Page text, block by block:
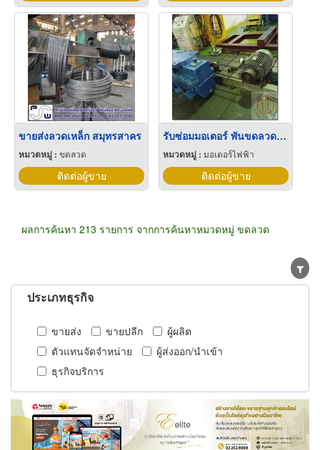
ขายส่งลวดเหล็ก สมุทรสาคร
หมวดหมู่ : ขดลวด
ติดต่อผู้ขาย
รับซ่อมมอเตอร์ พันขดลวดมอเตอร์
หมวดหมู่ :มอเตอร์ไฟฟ้า
ติดต่อผู้ขาย
ผลการค้นหา 213 รายการ จากการค้นหาหมวดหมู่ ขดลวด
ประเภทธุรกิจ
ขายส่ง ขายปลีก
ผู้ผลิต
ตัวแทนจัดจำหน่าย
ผู้ส่งออก/นำเข้า
ธุรกิจบริการ